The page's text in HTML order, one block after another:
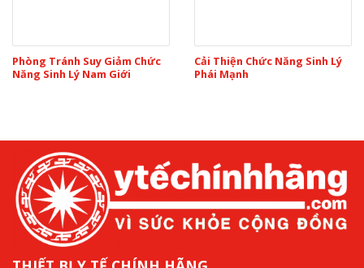
Phòng Tránh Suy Giảm Chức
Năng Sinh Lý Nam Giới
Cải Thiện Chức Năng Sinh Lý
Phái Mạnh